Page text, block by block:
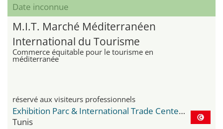
Date inconnue
M.I.T. Marché Méditerranéen
International du Tourisme
Commerce équitable pour le tourisme en
méditerranée
réservé aux visiteurs professionnels
Exhibition Parc & International Trade Center Le Kram
Tunis